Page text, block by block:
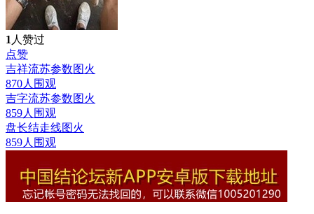
1 人赞过
点赞
吉祥流苏参数图火
870人围观
吉字流苏参数图火
859人围观
盘长结走线图火
859人围观